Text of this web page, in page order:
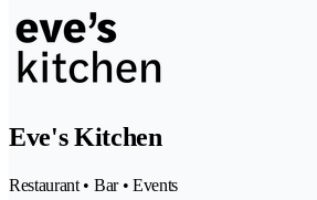
Eve's Kitchen
Restaurant • Bar • Events